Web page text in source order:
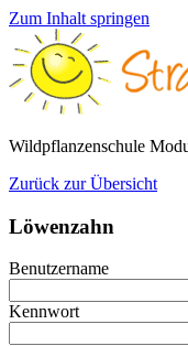
Zum Inhalt springen
Wildpflanzenschule
Zurück zur Übersicht
Löwenzahn
Benutzername
Kennwort